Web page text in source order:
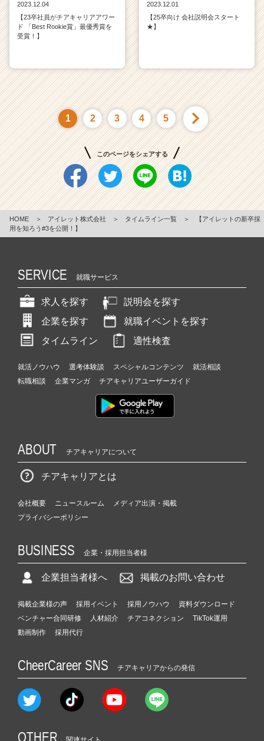
2023.12.04
【23卒社員がチアキャリアアワー
ド 「Best Rookie賞」最優秀賞を
受賞！】
2023.12.01
【25卒向け 会社説明会スタート
★】
1 2 3 4 5
このページをシェアする
HOME ＞ アイレット株式会社 ＞ タイムライン一覧 ＞
【アイレットの新卒採
用を知ろう#3を公開！】
SERVICE 就職サービス
求人を探す
説明会を探す
企業を探す
就職イベントを探す
タイムライン
適性検査
就活ノウハウ 選考体験談 スペシャルコンテンツ
就活相談
転職相談
企業マンガ チアキャリアユーザーガイド
ABOUT チアキャリアについて
チアキャリアとは
会社概要 ニュースルーム
メディア出演・掲載
プライバシーポリシー
BUSINESS 企業・採用担当者様
企業担当者様へ 掲載のお問い合わせ
掲載企業様の声 採用イベント 採用ノウハウ
資料ダウンロード
ベンチャー合同研修
人材紹介 チアコネクション
TikTok運用
動画制作
採用代行
CheerCareer SNS チアキャリアからの発信
OTHER